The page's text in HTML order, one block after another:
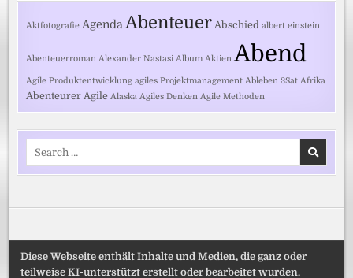
Aktfotografie Agenda Abenteuer Abschied albert einstein
Abenteuerroman Alexander Nastasi Album Aktien Abend
Agile Produktentwicklung agiles Projektmanagement Ableben 3Sat Afrika
Abenteurer Agile Alaska Agiles Denken Agile Methoden
Search
Diese Webseite enthält Inhalte und Medien, die ganz oder
teilweise KI-unterstützt erstellt oder bearbeitet wurden.